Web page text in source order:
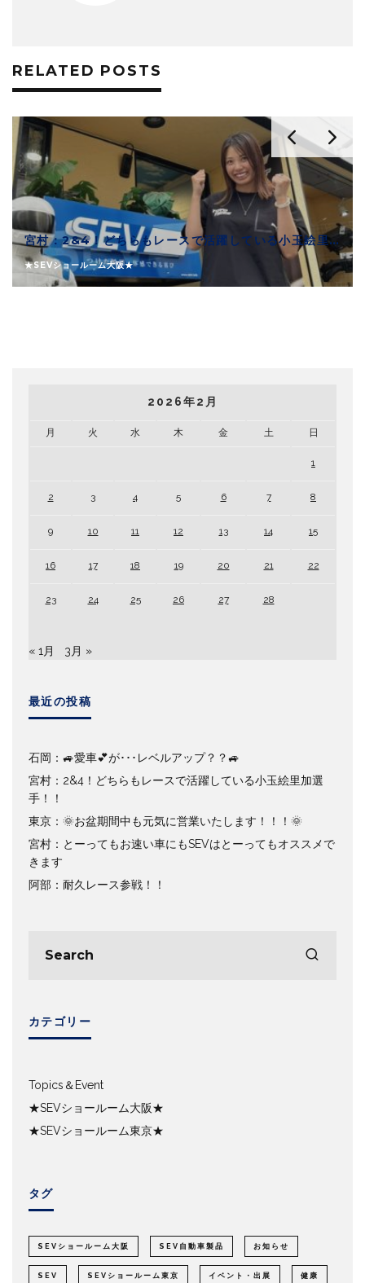
RELATED POSTS
宮村：2&4！どちらもレースで活躍している小玉絵里加選手！！
★SEVショールーム大阪★
2026年2月
月 火 水 木 金 土 日
1
2 3 4 5 6 7 8
9 10 11 12 13 14 15
16 17 18 19 20 21 22
23 24 25 26 27 28
« 1月 3月 »
最近の投稿
石岡：🚙愛車💕が･･･レベルアップ？？🚙
宮村：2&4！どちらもレースで活躍している小玉絵里加選
手！！
東京：🌞お盆期間中も元気に営業いたします！！！🌞
宮村：とーってもお速い車にもSEVはとーってもオススメで
きます
阿部：耐久レース参戦！！
カテゴリー
Topics＆Event
★SEVショールーム大阪★
★SEVショールーム東京★
タグ
SEVショールーム大阪 SEV自動車製品 お知らせ
SEV SEVショールーム東京 イベント・出展 健康